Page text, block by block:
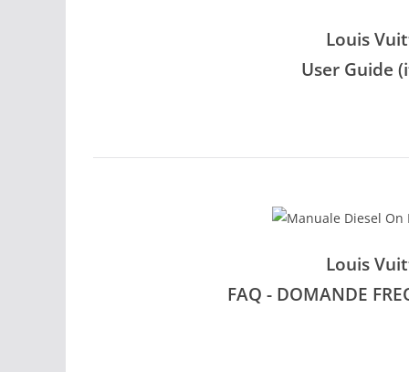
Louis
User Guide
Louis
FAQ - DOMANDE